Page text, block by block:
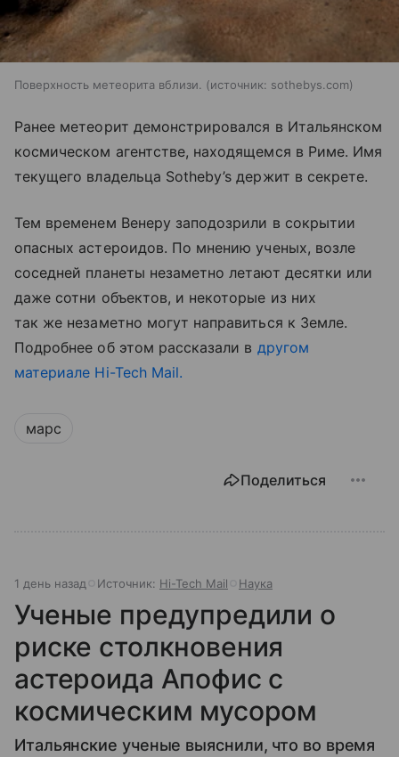
Поверхность метеорита вблизи. источник: sothebys.com
Ранее метеорит демонстрировался в Итальянском
космическом агентстве, находящемся в Риме. Имя
текущего владельца Sotheby’s держит в секрете.
Тем временем Венеру заподозрили в сокрытии
опасных астероидов. По мнению ученых, возле
соседней планеты незаметно летают десятки или
даже сотни объектов, и некоторые из них
так же незаметно могут направиться к Земле.
Подробнее об этом рассказали в другом
материале Hi-Tech Mail.
марс
Поделиться
1 день назад Источник: Hi-Tech Mail Наука
Ученые предупредили о
риске столкновения
астероида Апофис с
космическим мусором
Итальянские ученые выяснили, что во время